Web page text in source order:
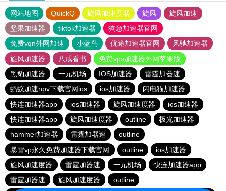
网站地图 QuickQ 旋风加速度器 旋风
旋风加速
坚果加速器
tiktok加速器
狗急加速器官网
免费vqn外网加速
小蓝鸟 优途加速器官网
风驰加速器
旋风加速器
八戒看书
免费vps加速器外网苹果版
黑豹加速器
一元机场 IOS加速器
雷霆加器速
蚂蚁加速npv下载官网ios
ios加速器
闪电猫加速器
快连加速器app
ios加速器 旋风加速度器
ios加速器
快连加速器app
旋风加速度器 outline
极光加速器
hammer加速器
雷霆加器速
outline
暴雪vp永久免费加速器下载官网
outline
ios加速器
旋风加速度器
雷霆加器速 一元机场
快连加速器app
雷霆加器速
旋风加速度器 outline